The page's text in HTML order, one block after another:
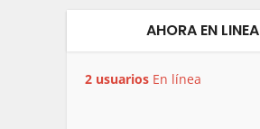
AHORA EN LINEA
2 usuarios En línea